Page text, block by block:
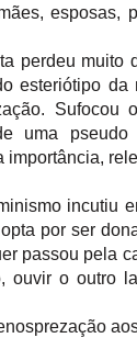
esposas,
perdeu muito
esteriótipo
Sufocou
uma
importância,
incutiu
por ser
passou pela
ouvir o outro